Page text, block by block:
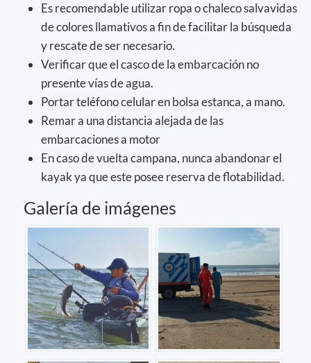
Es recomendable utilizar ropa o chaleco salvavidas
de colores llamativos a fin de facilitar la búsqueda
y rescate de ser necesario.
Verificar que el casco de la embarcación no
presente vías de agua.
Portar teléfono celular en bolsa estanca, a mano.
Remar a una distancia alejada de las
embarcaciones a motor
En caso de vuelta campana, nunca abandonar el
kayak ya que este posee reserva de flotabilidad.
Galería de imágenes